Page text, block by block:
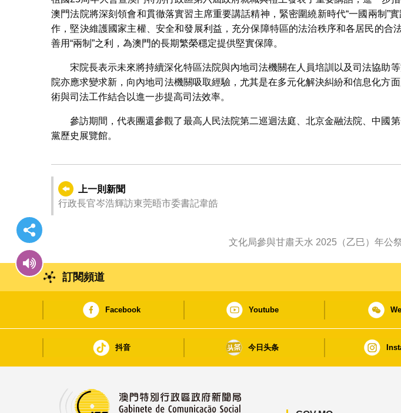
澳門法院將深刻領會和貫徹落實習主席重要講話精神，緊密圍繞新時代“一國兩制”
作，堅決維護國家主權、安全和發展利益，充分保障特區的法治秩序和各居民的合法
善用“兩制”之利，為澳門的長期繁榮穩定提供堅實保障。
宋院長表示未來將持續深化特區法院與內地司法機關在人員培訓以及司法協助
院亦應求變求新，向內地司法機關吸取經驗，尤其是在多元化解決糾紛和信息化方
術與司法工作結合以進一步提高司法效率。
參訪期間，代表團還參觀了最高人民法院第二巡迴法庭、北京金融法院、中國
黨歷史展覽館。
上一則新聞
行政長官岑浩輝訪東莞晤市委書記韋皓
文化局參與甘肅天水 2025（乙巳）年公
訂閱頻道
Facebook Youtube
抖音 今日头条